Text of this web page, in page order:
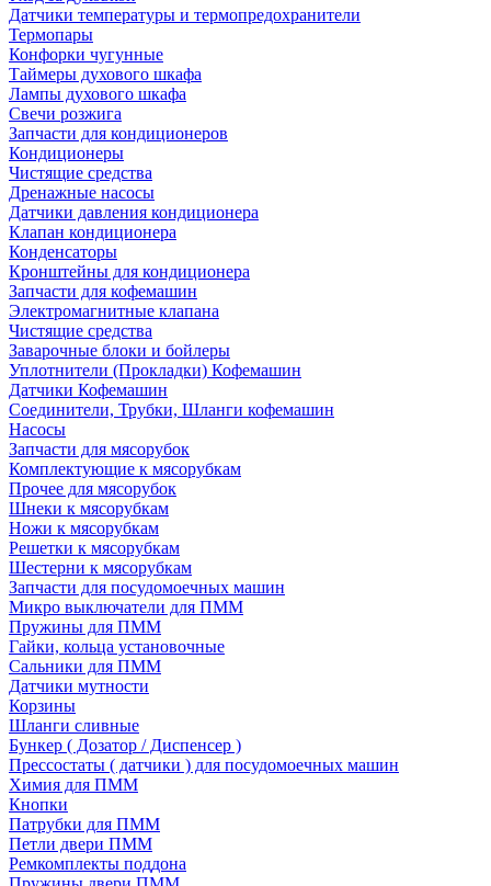
Датчики температуры и термопредохранители
Термопары
Конфорки чугунные
Таймеры духового шкафа
Лампы духового шкафа
Свечи розжига
Запчасти для кондиционеров
Кондиционеры
Чистящие средства
Дренажные насосы
Датчики давления кондиционера
Клапан кондиционера
Конденсаторы
Кронштейны для кондиционера
Запчасти для кофемашин
Электромагнитные клапана
Чистящие средства
Заварочные блоки и бойлеры
Уплотнители (Прокладки) Кофемашин
Датчики Кофемашин
Соединители, Трубки, Шланги кофемашин
Насосы
Запчасти для мясорубок
Комплектующие к мясорубкам
Прочее для мясорубок
Шнеки к мясорубкам
Ножи к мясорубкам
Решетки к мясорубкам
Шестерни к мясорубкам
Запчасти для посудомоечных машин
Микро выключатели для ПММ
Пружины для ПММ
Гайки, кольца установочные
Сальники для ПММ
Датчики мутности
Корзины
Шланги сливные
Бункер ( Дозатор / Диспенсер )
Прессостаты ( датчики ) для посудомоечных машин
Химия для ПММ
Кнопки
Патрубки для ПММ
Петли двери ПММ
Ремкомплекты поддона